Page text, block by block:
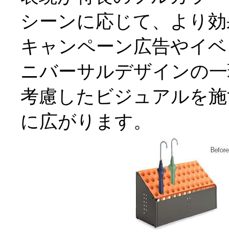
シーンに応じて、より
キャンペーン広告やイ
ニバーサルデザインの
考慮したビジュアルを
に広がります。